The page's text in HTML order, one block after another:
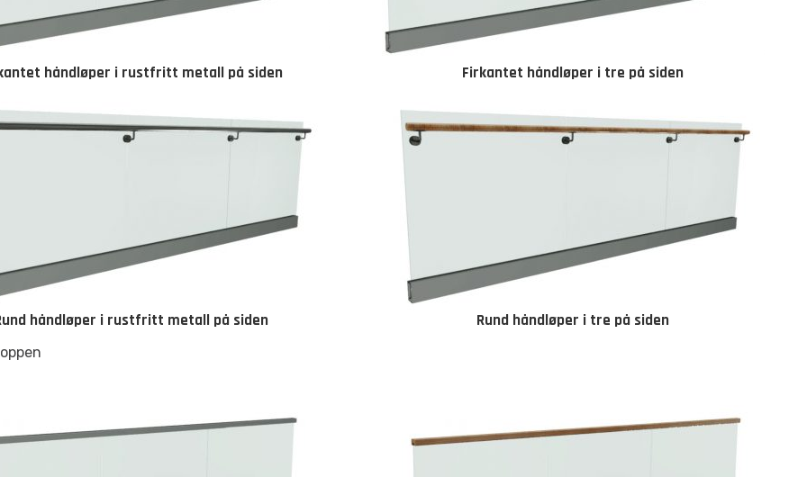
håndløper i rustfritt metall på siden Firkantet håndløper i tre på siden
håndløper i rustfritt metall på siden Rund håndløper i tre på siden